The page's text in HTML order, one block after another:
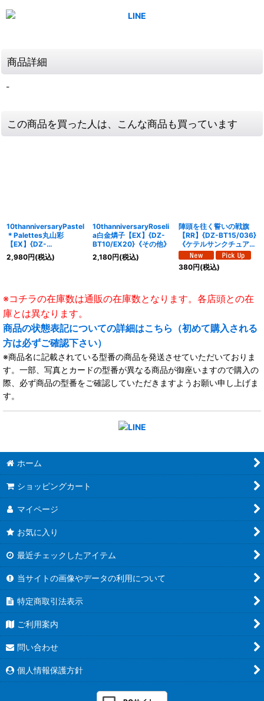
商品詳細
-
この商品を買った人は、こんな商品も買っています
10thanniversaryPastel
＊Palettes丸山彩
【EX】{DZ-
BT10/EX11}《その他》
2,980円(税込)
10thanniversaryRoseli
a白金燐子【EX】{DZ-
BT10/EX20}《その他》
2,180円(税込)
陣頭を往く誓いの戦旗
【RR】{DZ-BT15/036}
《ケテルサンクチュア
リ》
380円(税込)
※コチラの在庫数は通販の在庫数となります。各店頭との在
庫とは異なります。
商品の状態表記についての詳細はこちら（初めて購入される
方は必ずご確認下さい）
※商品名に記載されている型番の商品を発送させていただいておりま
す。一部、写真とカードの型番が異なる商品が御座いますので購入の
際、必ず商品の型番をご確認していただきますようお願い申し上げま
す。
ホーム
ショッピングカート
マイページ
お気に入り
最近チェックしたアイテム
当サイトの画像やデータの利用について
特定商取引法表示
ご利用案内
問い合わせ
個人情報保護方針